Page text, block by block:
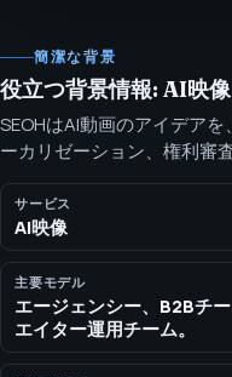
簡潔な背景
役立つ背景情報: AI映像
SEOHはAI動画のアイデア
ーカリゼーション、権利審
たスコープ済みファネル
す。 スクリプト、ボイス
トフォーム資産、広告、ラ
制作ワークフロー。
サービス
AI映像
主要モデル
エージェンシー、B2Bチ
エイター運用チーム。